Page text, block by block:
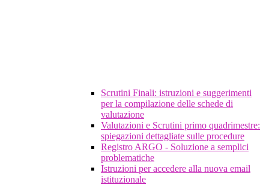
Scrutini Finali: istruzioni e suggerimenti
per la compilazione delle schede di
valutazione
Valutazioni e Scrutini primo quadrimestre:
spiegazioni dettagliate sulle procedure
Registro ARGO - Soluzione a semplici
problematiche
Istruzioni per accedere alla nuova email
istituzionale